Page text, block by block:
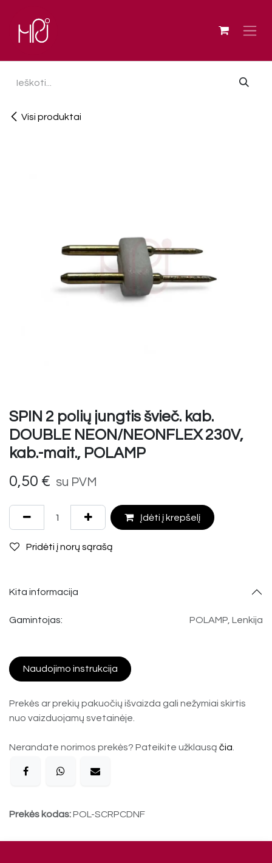
Visi produktai
SPIN 2 polių jungtis švieč. kab.
DOUBLE NEON/NEONFLEX 230V,
kab.-mait., POLAMP
0,50 € su PVM
Įdėti į krepšelį
Pridėti į norų sąrašą
Kita informacija
Gamintojas: POLAMP, Lenkija
Naudojimo instrukcija
Prekės ar prekių pakuočių išvaizda gali nežymiai skirtis
nuo vaizduojamų svetainėje.
Nerandate norimos prekės? Pateikite užklausą čia
Prekės kodas:POL-SCRPCDNF